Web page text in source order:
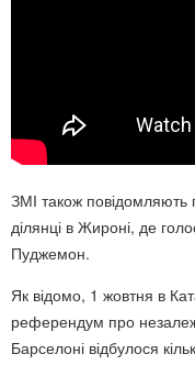
ЗМІ також повідомляють
ділянці в Жироні, де
Пуджемон.
Як відомо, 1 жовтня в
референдум про
Барселоні відбулося